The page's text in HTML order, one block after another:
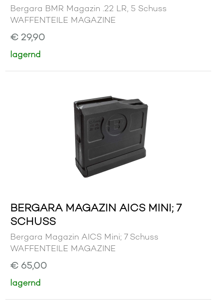
Bergara BMR Magazin .22 LR, 5 Schuss
WAFFENTEILE MAGAZINE
€ 29,90
lagernd
BERGARA MAGAZIN AICS MINI; 7
SCHUSS
Bergara Magazin AICS Mini; 7 Schuss
WAFFENTEILE MAGAZINE
€ 65,00
lagernd